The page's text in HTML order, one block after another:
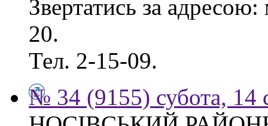
Звертатись за
20.
Тел. 2-15-09.
№ 34 (9155) субота, 14